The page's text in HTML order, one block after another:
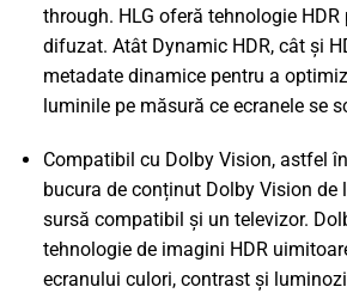
through. HLG oferă tehnologie
difuzat. Atât Dynamic HDR, cât și
metadate dinamice pentru a
luminile pe măsură ce ecranele se
Compatibil cu Dolby Vision, astfel
bucura de conținut Dolby Vision de
sursă compatibil și un televizor.
tehnologie de imagini HDR
ecranului culori, contrast și